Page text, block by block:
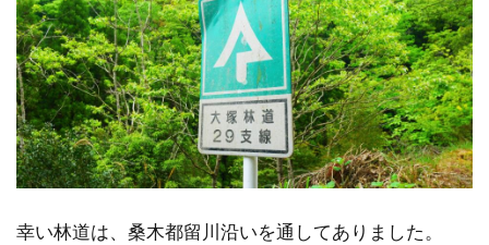
幸い林道は、桑木都留川沿いを通してありました。